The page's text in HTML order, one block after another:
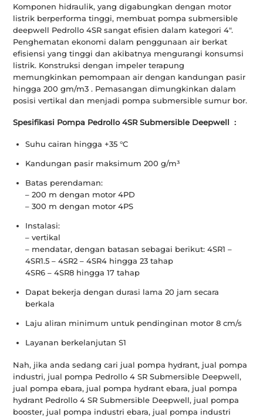
Komponen hidraulik, yang digabungkan dengan motor
listrik berperforma tinggi, membuat pompa submersible
deepwell Pedrollo 4SR sangat efisien dalam kategori 4″.
Penghematan ekonomi dalam penggunaan air berkat
efisiensi yang tinggi dan akibatnya mengurangi konsumsi
listrik. Konstruksi dengan impeler terapung
memungkinkan pemompaan air dengan kandungan pasir
hingga 200 gm/m3 . Pemasangan dimungkinkan dalam
posisi vertikal dan menjadi pompa submersible sumur bor.
Spesifikasi Pompa Pedrollo 4SR Submersible Deepwell :
Suhu cairan hingga +35 °C
Kandungan pasir maksimum 200 g/m³
Batas perendaman:
– 200 m dengan motor 4PD
– 300 m dengan motor 4PS
Instalasi:
– vertikal
– mendatar, dengan batasan sebagai berikut: 4SR1 –
4SR1.5 – 4SR2 – 4SR4 hingga 23 tahap
4SR6 – 4SR8 hingga 17 tahap
Dapat bekerja dengan durasi lama 20 jam secara
berkala
Laju aliran minimum untuk pendinginan motor 8 cm/s
Layanan berkelanjutan S1
Nah, jika anda sedang cari jual pompa hydrant, jual pompa
industri, jual pompa Pedrollo 4 SR Submersible Deepwell,
jual pompa ebara, jual pompa hydrant ebara, jual pompa
hydrant Pedrollo 4 SR Submersible Deepwell, jual pompa
booster, jual pompa industri ebara, jual pompa industri